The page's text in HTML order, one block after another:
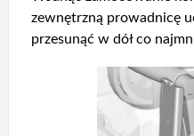
zewnętrzną prowadnicę
przesunąć w dół co